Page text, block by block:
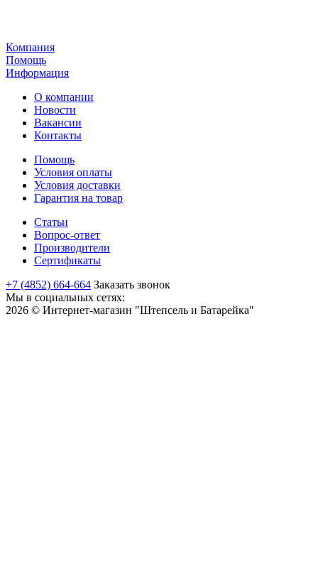
Компания
Помощь
Информация
О компании
Новости
Вакансии
Контакты
Помощь
Условия оплаты
Условия доставки
Гарантия на товар
Статьи
Вопрос-ответ
Производители
Сертификаты
+7 (4852) 664-664 Заказать звонок
Мы в социальных сетях:
2026 © Интернет-магазин "Штепсель и Батарейка"